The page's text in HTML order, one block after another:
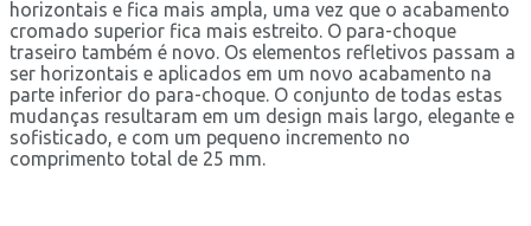
horizontais e fica mais ampla, uma vez que o acabamento
cromado superior fica mais estreito. O para-choque
traseiro também é novo. Os elementos refletivos passam a
ser horizontais e aplicados em um novo acabamento na
parte inferior do para-choque. O conjunto de todas estas
mudanças resultaram em um design mais largo, elegante e
sofisticado, e com um pequeno incremento no
comprimento total de 25 mm.